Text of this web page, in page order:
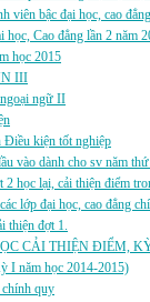
viên bậc đại học, cao
Cao đẳng lần 2 năm
học 2015
III
ngữ II
Điều kiện tốt nghiệp
vào dành cho sv năm
học lại, cải thiện điểm
lớp đại học, cao đẳng
thiện đợt 1.
CẢI THIỆN ĐIỂM,
I năm học 2014-2015)
chính quy